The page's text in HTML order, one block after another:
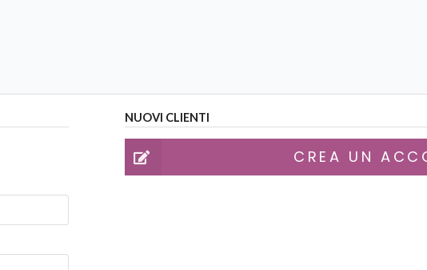
NUOVI CLIENTI
CREA UN